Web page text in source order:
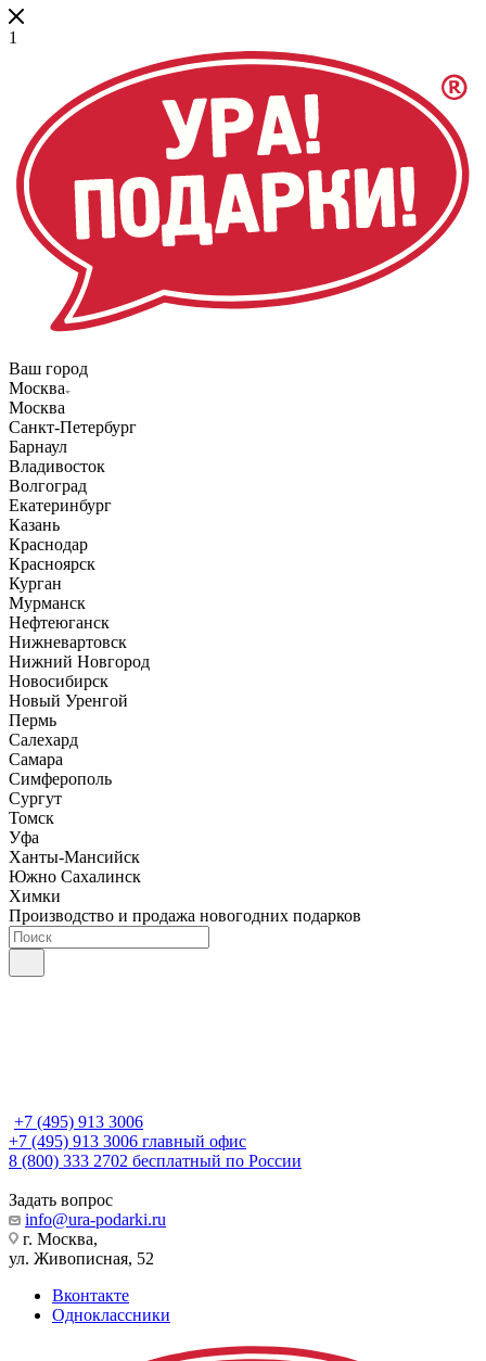
1
Ваш город
Москва
Москва
Санкт-Петербург
Барнаул
Владивосток
Волгоград
Екатеринбург
Казань
Краснодар
Красноярск
Курган
Мурманск
Нефтеюганск
Нижневартовск
Нижний Новгород
Новосибирск
Новый Уренгой
Пермь
Салехард
Самара
Симферополь
Сургут
Томск
Уфа
Ханты-Мансийск
Южно Сахалинск
Химки
Производство и продажа новогодних подарков
+7 (495) 913 3006
+7 (495) 913 3006 главный офис
8 (800) 333 2702 бесплатный по России
Задать вопрос
info@ura-podarki.ru
г. Москва,
ул. Живописная, 52
Вконтакте
Одноклассники